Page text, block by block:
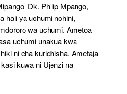
Dk. Philip Mpango,
hali ya uchumi nchini,
wa uchumi. Ametoa
uchumi unakua kwa
ni cha kuridhisha. Ametaja
kuwa ni Ujenzi na